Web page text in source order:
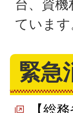
台、資
ています
緊急
【総